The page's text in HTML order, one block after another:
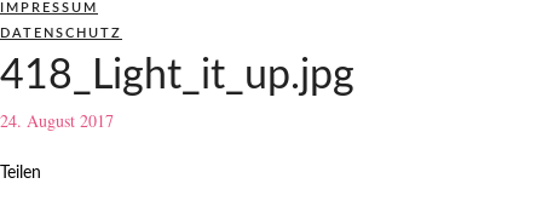
IMPRESSUM
DATENSCHUTZ
418_Light_it_up.jpg
24. August 2017
Teilen